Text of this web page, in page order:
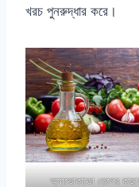
খরচ পুনরুদ্ধার করে।
অ্যাভোকাডো তেলের